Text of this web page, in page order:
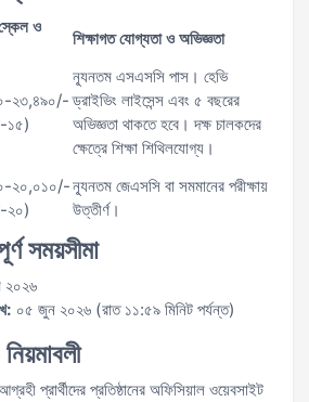
ও
শিক্ষাগত যোগ্যতা ও অভিজ্ঞতা
২৩,৪৯০/-
১৫)
ন্যূনতম এসএসসি পাস। হেভি
ড্রাইভিং লাইসেন্স এবং ৫ বছরের
অভিজ্ঞতা থাকতে হবে। দক্ষ চালকদের
ক্ষেত্রে শিক্ষা শিথিলযোগ্য।
২০,০১০/-
২০)
ন্যূনতম জেএসসি বা সমমানের পরীক্ষায়
উত্তীর্ণ।
সময়সীমা
২০২৬
০৫ জুন ২০২৬ (রাত ১১:৫৯ মিনিট পর্যন্ত)
প্রার্থীদের প্রতিষ্ঠানের অফিসিয়াল ওয়েবসাইট